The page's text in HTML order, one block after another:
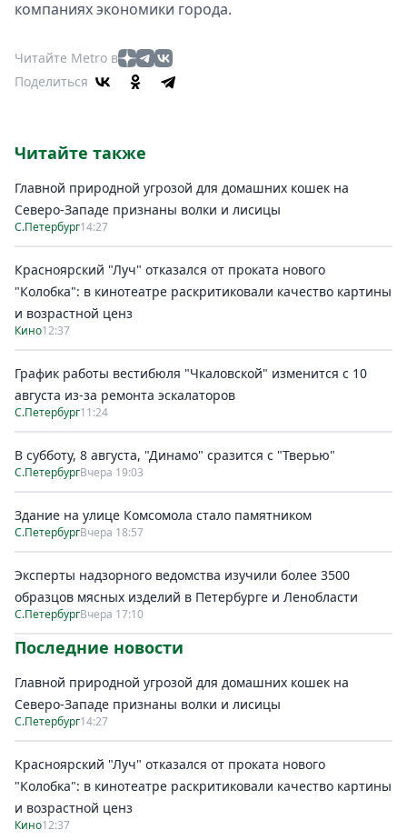
компаниях экономики города.
Читайте Metro в
Поделиться
Читайте также
Главной природной угрозой для домашних кошек на
Северо-Западе признаны волки и лисицы
С.Петербург14:27
Красноярский "Луч" отказался от проката нового
"Колобка": в кинотеатре раскритиковали качество картины
и возрастной ценз
Кино12:37
График работы вестибюля "Чкаловской" изменится с 10
августа из-за ремонта эскалаторов
С.Петербург11:24
В субботу, 8 августа, "Динамо" сразится с "Тверью"
С.ПетербургВчера 19:03
Здание на улице Комсомола стало памятником
С.ПетербургВчера 18:57
Эксперты надзорного ведомства изучили более 3500
образцов мясных изделий в Петербурге и Ленобласти
С.ПетербургВчера 17:10
Последние новости
Главной природной угрозой для домашних кошек на
Северо-Западе признаны волки и лисицы
С.Петербург14:27
Красноярский "Луч" отказался от проката нового
"Колобка": в кинотеатре раскритиковали качество картины
и возрастной ценз
Кино12:37